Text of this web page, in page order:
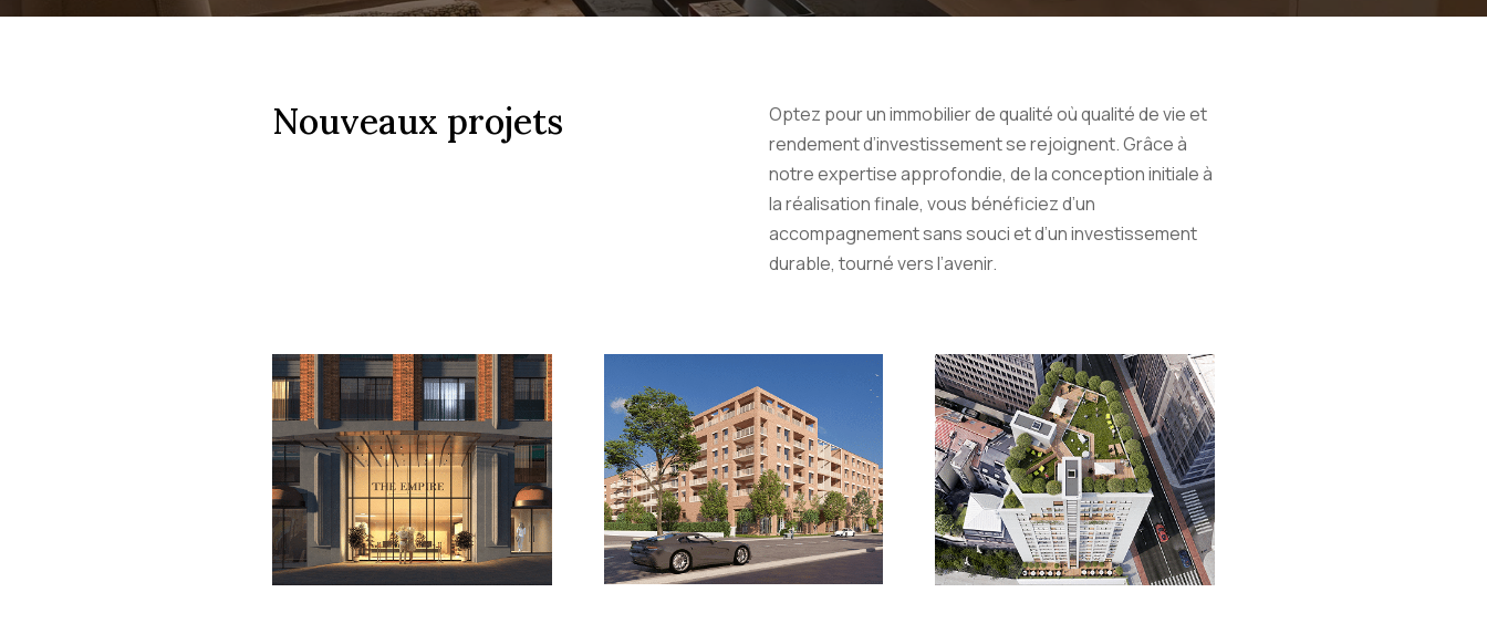
Nouveaux projets
Optez pour un immobilier de qualité où qualité de vie et
rendement d’investissement se rejoignent. Grâce à
notre expertise approfondie, de la conception initiale à
la réalisation finale, vous bénéficiez d’un
accompagnement sans souci et d’un investissement
durable, tourné vers l’avenir.